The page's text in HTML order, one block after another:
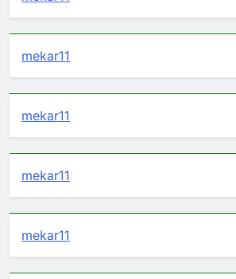
mekar11
mekar11
mekar11
mekar11